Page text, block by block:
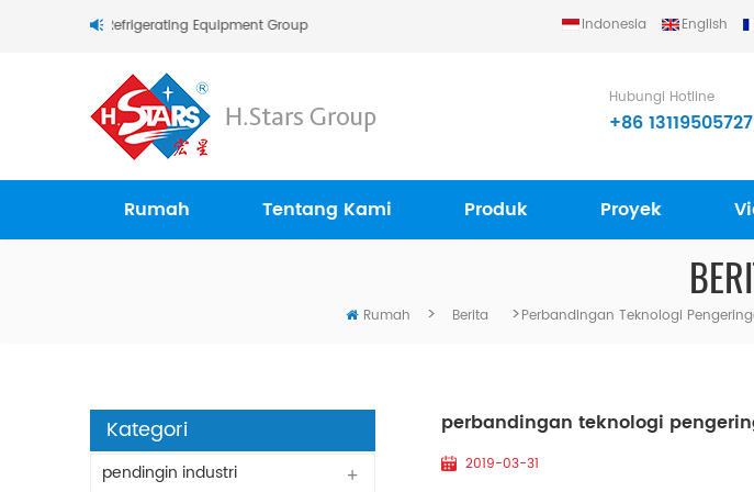
(Guangzhou) Refrigerating Equipment Group Ltd.. Indonesia English
Hubungi Hotline
+86 13119505727
Rumah Tentang Kami Produk Proyek
Rumah > Berita >Perbandingan Teknologi
perbandingan teknologi
2019-03-31
Kategori
pendingin industri